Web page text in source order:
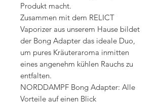
Produkt macht.
Zusammen mit dem RELICT
Vaporizer aus unserem Hause bildet
der Bong Adapter das ideale Duo,
um pures Kräuteraroma inmitten
eines angenehm kühlen Rauchs zu
entfalten.
NORDDAMPF Bong Adapter: Alle
Vorteile auf einen Blick